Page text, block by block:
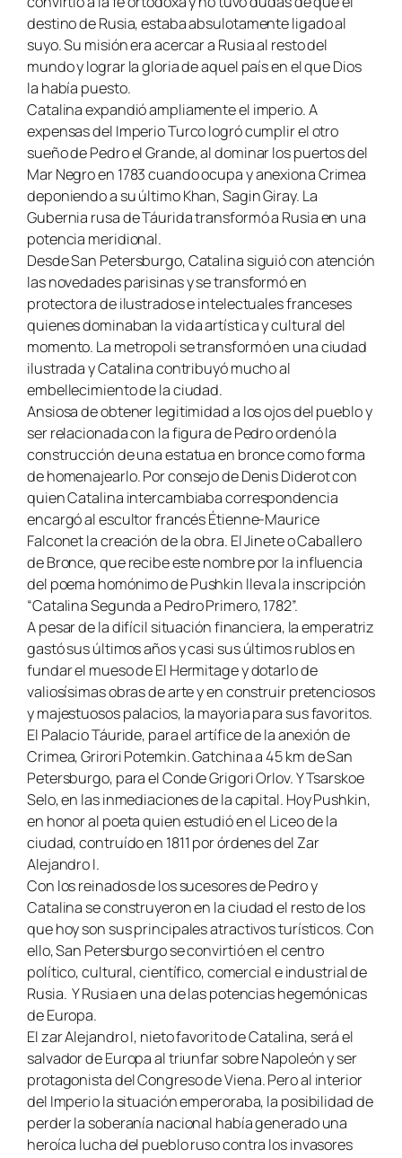
destino de Rusia, estaba absulotamente ligado al
suyo. Su misión era acercar a Rusia al resto del
mundo y lograr la gloria de aquel país en el que Dios
la había puesto.
Catalina expandió ampliamente el imperio. A
expensas del Imperio Turco logró cumplir el otro
sueño de Pedro el Grande, al dominar los puertos del
Mar Negro en 1783 cuando ocupa y anexiona Crimea
deponiendo a su último Khan, Sagin Giray. La
Gubernia rusa de Táurida transformó a Rusia en una
potencia meridional.
Desde San Petersburgo, Catalina siguió con atención
las novedades parisinas y se transformó en
protectora de ilustrados e intelectuales franceses
quienes dominaban la vida artística y cultural del
momento. La metropoli se transformó en una ciudad
ilustrada y Catalina contribuyó mucho al
embellecimiento de la ciudad.
Ansiosa de obtener legitimidad a los ojos del pueblo y
ser relacionada con la figura de Pedro ordenó la
construcción de una estatua en bronce como forma
de homenajearlo. Por consejo de Denis Diderot con
quien Catalina intercambiaba correspondencia
encargó al escultor francés Étienne-Maurice
Falconet la creación de la obra. El Jinete o Caballero
de Bronce, que recibe este nombre por la influencia
del poema homónimo de Pushkin lleva la inscripción
“Catalina Segunda a Pedro Primero, 1782”.
A pesar de la difícil situación financiera, la emperatriz
gastó sus últimos años y casi sus últimos rublos en
fundar el mueso de El Hermitage y dotarlo de
valiosísimas obras de arte y en construir pretenciosos
y majestuosos palacios, la mayoria para sus favoritos.
El Palacio Táuride, para el artífice de la anexión de
Crimea, Grirori Potemkin. Gatchina a 45 km de San
Petersburgo, para el Conde Grigori Orlov. Y Tsarskoe
Selo, en las inmediaciones de la capital. Hoy Pushkin,
en honor al poeta quien estudió en el Liceo de la
ciudad, contruído en 1811 por órdenes del Zar
Alejandro I.
Con los reinados de los sucesores de Pedro y
Catalina se construyeron en la ciudad el resto de los
que hoy son sus principales atractivos turísticos. Con
ello, San Petersburgo se convirtió en el centro
político, cultural, científico, comercial e industrial de
Rusia. Y Rusia en una de las potencias hegemónicas
de Europa.
El zar Alejandro I, nieto favorito de Catalina, será el
salvador de Europa al triunfar sobre Napoleón y ser
protagonista del Congreso de Viena. Pero al interior
del Imperio la situación emperoraba, la posibilidad de
perder la soberanía nacional había generado una
heroíca lucha del pueblo ruso contra los invasores